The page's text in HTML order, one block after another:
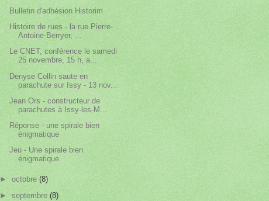
Bulletin d'adhésion Historim
Histoire de rues - la rue Pierre-
Antoine-Berryer, ...
Le CNET, conférence le samedi
25 novembre, 15 h, a...
Denyse Collin saute en
parachute sur Issy - 13 nov...
Jean Ors - constructeur de
parachutes à Issy-les-M...
Réponse - une spirale bien
énigmatique
Jeu - Une spirale bien
énigmatique
►octobre(8)
►septembre(8)